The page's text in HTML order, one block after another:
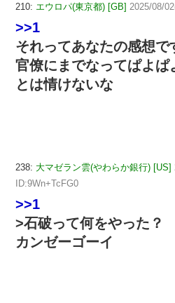
210: エウロパ(東京都) [GB] 2025/08/
>>1
それってあなたの感想
官僚にまでなってぱよぱ
とは情けないな
238: 大マゼラン雲(やわらか銀行) [US]
ID:9Wn+TcFG0
>>1
>石破って何をやった？
カンゼーゴーイ